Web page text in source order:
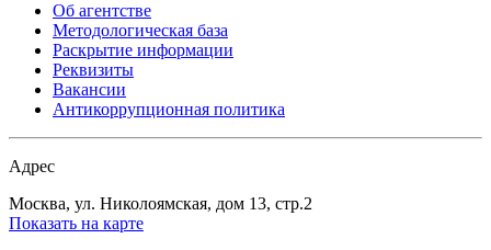
Об агентстве
Методологическая база
Раскрытие информации
Реквизиты
Вакансии
Антикоррупционная политика
Адрес
Москва, ул. Николоямская, дом 13, стр.2
Показать на карте